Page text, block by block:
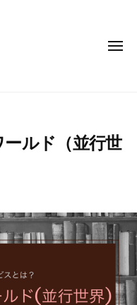
メ
ルド（並行世